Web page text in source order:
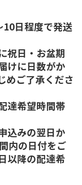
日程度で発送
祝日・お盆期
けに日数がか
めご了承くださ
達希望時間帯
込みの翌日か
内の日付をご
以降の配達希